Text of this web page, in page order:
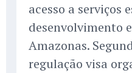
acesso a serviços
desenvolvimento
Amazonas.
regulação visa